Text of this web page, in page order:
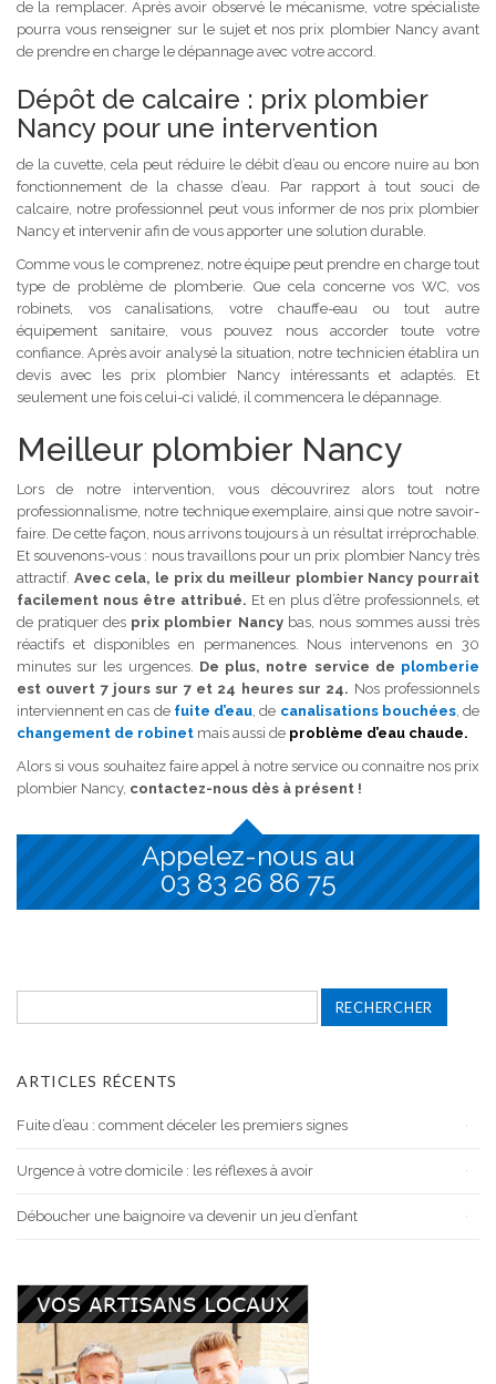
de la remplacer. Après avoir observé le mécanisme, votre spécialiste
pourra vous renseigner sur le sujet et nos prix plombier Nancy avant
de prendre en charge le dépannage avec votre accord.
Dépôt de calcaire : prix plombier
Nancy pour une intervention
de la cuvette, cela peut réduire le débit d’eau ou encore nuire au bon
fonctionnement de la chasse d’eau. Par rapport à tout souci de
calcaire, notre professionnel peut vous informer de nos prix plombier
Nancy et intervenir afin de vous apporter une solution durable.
Comme vous le comprenez, notre équipe peut prendre en charge tout
type de problème de plomberie. Que cela concerne vos WC, vos
robinets, vos canalisations, votre chauffe-eau ou tout autre
équipement sanitaire, vous pouvez nous accorder toute votre
confiance. Après avoir analysé la situation, notre technicien établira un
devis avec les prix plombier Nancy intéressants et adaptés. Et
seulement une fois celui-ci validé, il commencera le dépannage.
Meilleur plombier Nancy
Lors de notre intervention, vous découvrirez alors tout notre
professionnalisme, notre technique exemplaire, ainsi que notre savoir-
faire. De cette façon, nous arrivons toujours à un résultat irréprochable.
Et souvenons-vous : nous travaillons pour un prix plombier Nancy très
attractif. Avec cela, le prix du meilleur plombier Nancy pourrait
facilement nous être attribué. Et en plus d’être professionnels, et
de pratiquer des prix plombier Nancybas, nous sommes aussi très
réactifs et disponibles en permanences. Nous intervenons en 30
minutes sur les urgences. De plus, notre service de plomberie
est ouvert 7 jours sur 7 et 24 heures sur 24. Nos professionnels
interviennent en cas de fuite d’eau , de canalisations bouchées, de
changement de robinet mais aussi de problème d’eau chaude.
Alors si vous souhaitez faire appel à notre service ou connaitre nos prix
plombier Nancy, contactez-nous dès à présent !
Appelez-nous au
03 83 26 86 75
ARTICLES RÉCENTS
Fuite d’eau : comment déceler les premiers signes
Urgence à votre domicile : les réflexes à avoir
Déboucher une baignoire va devenir un jeu d’enfant